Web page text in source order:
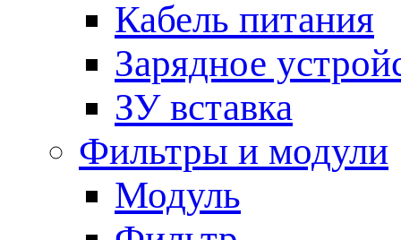
Кабель питания
Зарядное
ЗУ вставка
Фильтры и модули
Модуль